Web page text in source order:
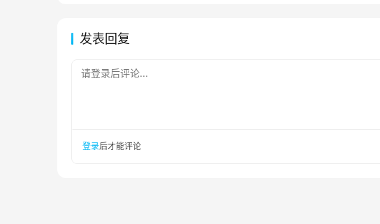
发表回复
请登录后评论...
登录后才能评论